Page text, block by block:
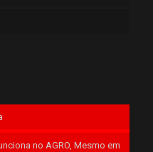
no AGRO, Mesmo em